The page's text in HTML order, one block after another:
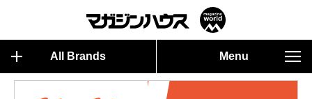
All Brands Menu